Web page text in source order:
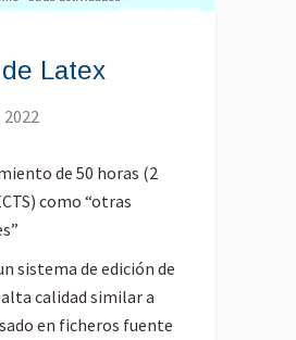
Latex
de 50 horas (2
como “otras
sistema de edición de
calidad similar a
en ficheros fuente